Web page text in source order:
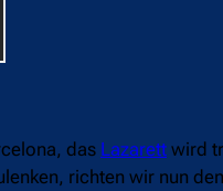
das Lazarett wird
richten wir nun